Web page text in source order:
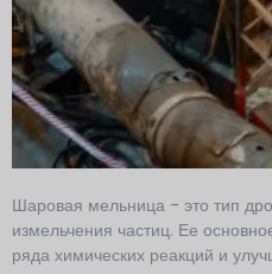
Шаровая мельница - это тип
измельчения частиц. Ее
ряда химических реакций и